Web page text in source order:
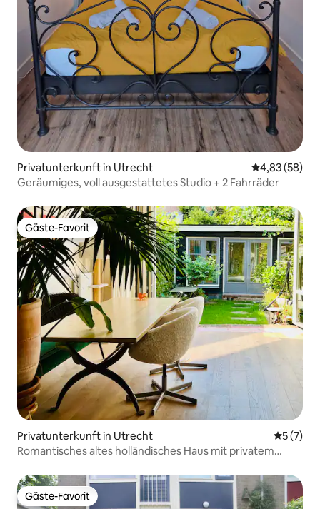
Privatunterkunft in Utrecht
4,83 (58)
Geräumiges, voll ausgestattetes Studio + 2 Fahrräder
Gäste-Favorit
Gäste-Favorit
Privatunterkunft in Utrecht
5 (7)
Romantisches altes holländisches Haus mit privatem
Gäste-Favorit
Gäste-Favorit